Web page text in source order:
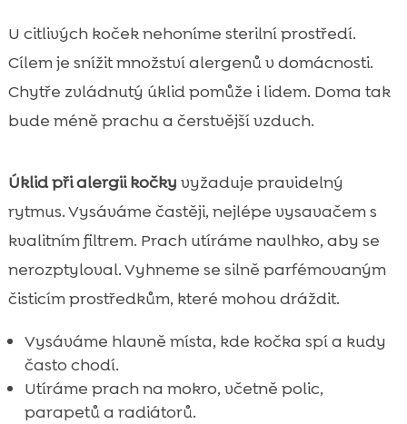
U citlivých koček nehoníme sterilní prostředí.
Cílem je snížit množství alergenů v domácnosti.
Chytře zvládnutý úklid pomůže i lidem. Doma tak
bude méně prachu a čerstvější vzduch.
Úklid při alergii kočky vyžaduje pravidelný
rytmus. Vysáváme častěji, nejlépe vysavačem s
kvalitním filtrem. Prach utíráme navlhko, aby se
nerozptyloval. Vyhneme se silně parfémovaným
čisticím prostředkům, které mohou dráždit.
Vysáváme hlavně místa, kde kočka spí a kudy
často chodí.
Utíráme prach na mokro, včetně polic,
parapetů a radiátorů.